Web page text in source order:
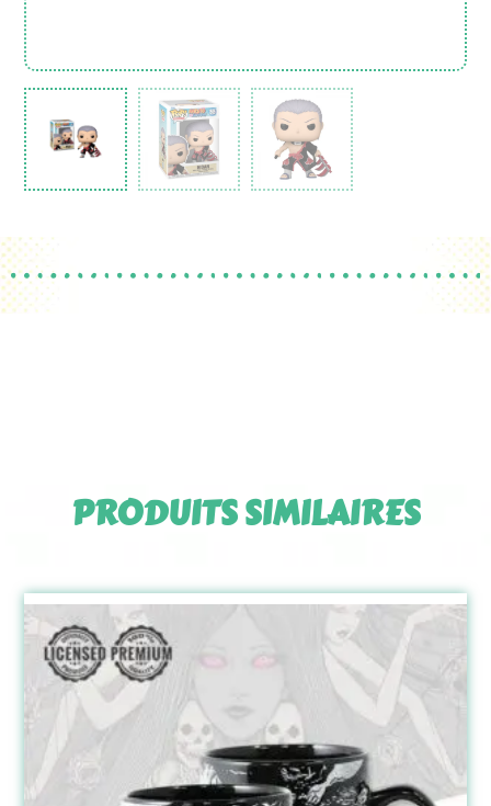
PRODUITS SIMILAIRES